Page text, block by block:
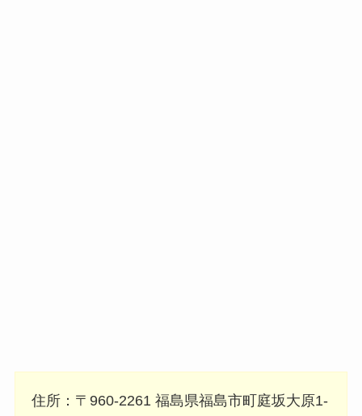
住所：〒960-2261 福島県福島市町庭坂大原1-